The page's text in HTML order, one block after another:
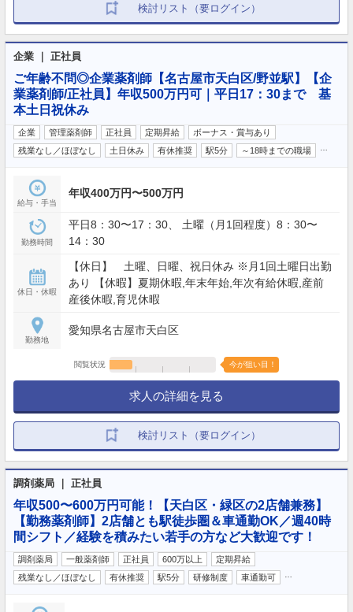
検討リスト（要ログイン）
企業 ｜ 正社員
ご年齢不問◎企業薬剤師【名古屋市天白区/野並駅】【企
業薬剤師/正社員】年収500万円可｜平日17：30まで 基
本土日祝休み
企業 管理薬剤師 正社員 定期昇給
ボーナス・賞与あり
残業なし／ほぼなし
土日休み 有休推奨 駅5分 ～18時までの職場
給与・手当
年収400万円〜500万円
勤務時間
平日8：30〜17：30、 土曜（月1回程度）8：30〜
14：30
休日・休暇
【休日】 土曜、日曜、祝日休み ※月1回土曜日出勤
あり 【休暇】夏期休暇,年末年始,年次有給休暇,産前
産後休暇,育児休暇
勤務地
愛知県名古屋市天白区
閲覧状況 今が狙い目！
求人の詳細を見る
検討リスト（要ログイン）
調剤薬局 ｜ 正社員
年収500〜600万円可能！【天白区・緑区の2店舗兼務】
【勤務薬剤師】2店舗とも駅徒歩圏＆車通勤OK／週40時
間シフト／経験を積みたい若手の方など大歓迎です！
調剤薬局 一般薬剤師 正社員 600万以上
定期昇給
残業なし／ほぼなし
有休推奨 駅5分 研修制度 車通勤可